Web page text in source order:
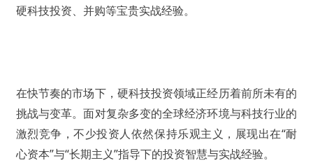
硬科技投资、并购等宝贵实战经验。
在快节奏的市场下，硬科技投资领域正经历着前所未有的
挑战与变革。面对复杂多变的全球经济环境与科技行业的
激烈竞争，不少投资人依然保持乐观主义，展现出在“耐
心资本”与“长期主义”指导下的投资智慧与实战经验。